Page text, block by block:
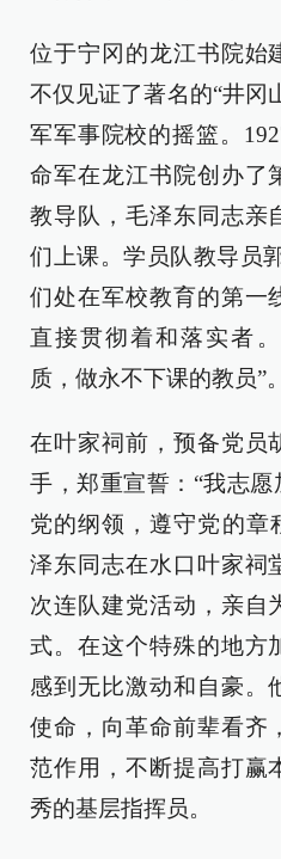
位于宁冈的龙江书院始
不仅见证了著名的“井冈
军军事院校的摇篮。
命军在龙江书院创办了
教导队，毛泽东同志亲
们上课。学员队教导员
们处在军校教育的第一
直接贯彻着和落实者
质，做永不下课的教员”。
在叶家祠前，预备党员
手，郑重宣誓：“我志
党的纲领，遵守党的
泽东同志在水口叶家祠
次连队建党活动，亲自
式。在这个特殊的地方
感到无比激动和自豪。
使命，向革命前辈看齐
范作用，不断提高打赢
秀的基层指挥员。